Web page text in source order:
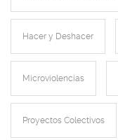
Hacer y Deshacer
Microviolencias
Proyectos Colectivos